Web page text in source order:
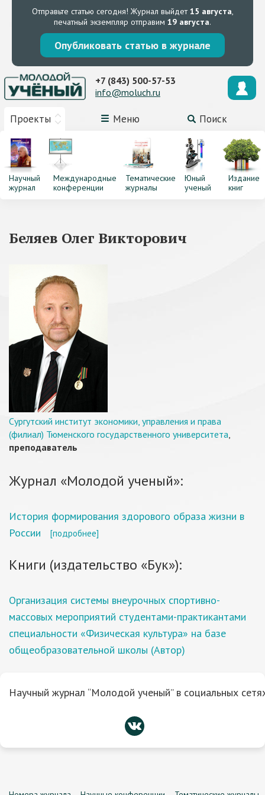
Отправьте статью сегодня! Журнал выйдет15 августа,
печатный экземпляр отправим 19 августа.
Опубликовать статью в журнале
Проекты Меню Поиск
+7 (843) 500-57-53
info@moluch.ru
Научный
журнал
Международные
конференции
Тематические
журналы
Юный
ученый
Издание
книг
Беляев Олег Викторович
Сургутский институт экономики, управления и права
(филиал) Тюменского государственного университета,
преподаватель
Журнал «Молодой ученый»:
История формирования здорового образа жизни в
России
[подробнее]
Книги (издательство «Бук»):
Организация системы внеурочных спортивно-
массовых мероприятий студентами-практикантами
специальности «Физическая культура» на базе
общеобразовательной школы (Автор)
Научный журнал “Молодой ученый” в социальных